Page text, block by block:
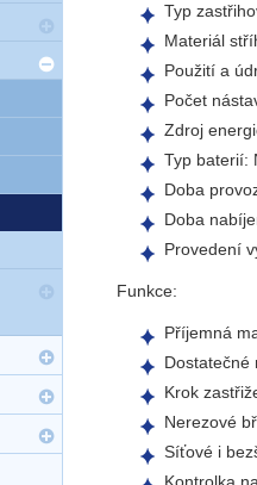
Typ
Materiál
Použití a
Počet
Zdroj
Typ baterií:
Doba
Doba
Provedení
Funkce:
Příjemná
Dostatečné
Krok
Nerezové
Síťové i